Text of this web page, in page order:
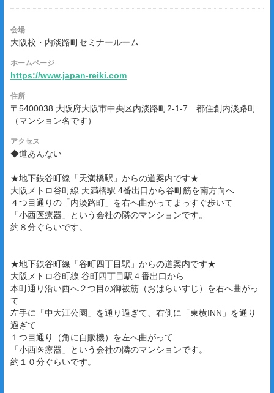
会場
大阪校・内淡路町セミナールーム
ホームページ
https://www.japan-reiki.com
住所
〒5400038 大阪府大阪市中央区内淡路町2-1-7 都住創内淡路町
（マンション名です）
アクセス
◆道あんない
★地下鉄谷町線「天満橋駅」からの道案内です★
大阪メトロ谷町線 天満橋駅 4番出口から谷町筋を南方向へ
４つ目通りの「内淡路町」を右へ曲がってまっすぐ歩いて
「小西医療器」という会社の隣のマンションです。
約８分ぐらいです。
★地下鉄谷町線「谷町四丁目駅」からの道案内です★
大阪メトロ谷町線 谷町四丁目駅４番出口から
本町通り沿い西へ２つ目の御祓筋（おはらいすじ）を右へ曲がっ
て
左手に「中大江公園」を通り過ぎて、右側に「東横INN」を通り
過ぎて
１つ目通り（角に自販機）を左へ曲がって
「小西医療器」という会社の隣のマンションです。
約１０分ぐらいです。